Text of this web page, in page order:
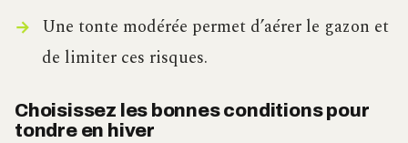
Une tonte modérée permet d’aérer le gazon et
de limiter ces risques.
Choisissez les bonnes conditions pour
tondre en hiver